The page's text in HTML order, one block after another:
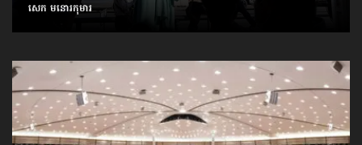
សេក មនោរកុមារ